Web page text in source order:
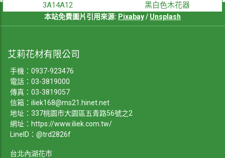
3A14A12 黑白色木花器
本站免費圖片引用來源: Pixabay/ Unsplash
艾莉花材有限公司
手機： 0937-923476
電話： 03-3819000
傳真：03-3819057
信箱： iliek168@ms21.hinet.net
地址：337桃園市大園區五青路56號之2
網址： https://www.iliek.com.tw/
LineID：@trd2826f
台北內湖花市